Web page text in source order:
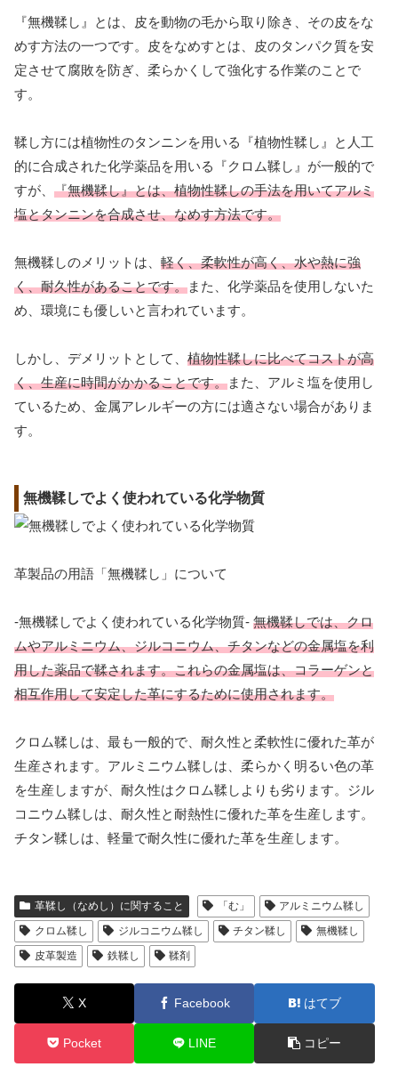
『無機鞣し』とは、皮を動物の毛から取り除き、その皮をな
めす方法の一つです。皮をなめすとは、皮のタンパク質を安
定させて腐敗を防ぎ、柔らかくして強化する作業のことで
す。
鞣し方には植物性のタンニンを用いる『植物性鞣し』と人工
的に合成された化学薬品を用いる『クロム鞣し』が一般的で
すが、 『無機鞣し』とは、植物性鞣しの手法を用いてアルミ
塩とタンニンを合成させ、なめす方法です。
無機鞣しのメリットは、 軽く、柔軟性が高く、水や熱に強
く、耐久性があることです。また、化学薬品を使用しないた
め、環境にも優しいと言われています。
しかし、デメリットとして、 植物性鞣しに比べてコストが高
く、生産に時間がかかることです。また、アルミ塩を使用し
ているため、金属アレルギーの方には適さない場合がありま
す。
無機鞣しでよく使われている化学物質
革製品の用語「無機鞣し」について
-無機鞣しでよく使われている化学物質- 無機鞣しでは、クロ
ムやアルミニウム、ジルコニウム、チタンなどの金属塩を利
用した薬品で鞣されます。これらの金属塩は、コラーゲンと
相互作用して安定した革にするために使用されます。
クロム鞣しは、最も一般的で、耐久性と柔軟性に優れた革が
生産されます。アルミニウム鞣しは、柔らかく明るい色の革
を生産しますが、耐久性はクロム鞣しよりも劣ります。ジル
コニウム鞣しは、耐久性と耐熱性に優れた革を生産します。
チタン鞣しは、軽量で耐久性に優れた革を生産します。
革鞣し（なめし）に関すること 「む」
アルミニウム鞣し
クロム鞣し
ジルコニウム鞣し チタン鞣し
無機鞣し
皮革製造
鉄鞣し 鞣剤
X Facebook はてブ
Pocket LINE コピー